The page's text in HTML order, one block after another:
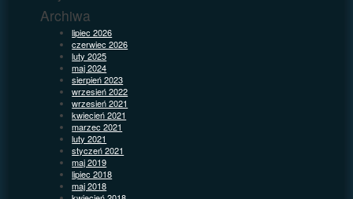
Archiwa
lipiec 2026
czerwiec 2026
luty 2025
maj 2024
sierpień 2023
wrzesień 2022
wrzesień 2021
kwiecień 2021
marzec 2021
luty 2021
styczeń 2021
maj 2019
lipiec 2018
maj 2018